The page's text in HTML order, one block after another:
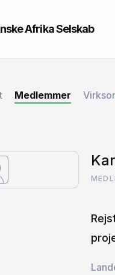
Afrika Selskab
Medlemmer